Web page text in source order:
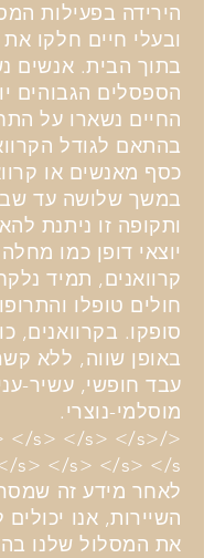
הירידה בפעילות
ובעלי חיים חלקו
בתוך הבית. אנשים
הספסלים הגבוהים
החיים נשארו על
בהתאם לגודל
כסף מאנשים או
במשך שלושה עד
ותקופה זו ניתנת
יוצאי דופן כמו
קרוואנים, תמיד
חולים טופלו
סופקו. בקרוואנים,
באופן שווה, ללא
עבד חופשי, עשיר-
מוסלמי-נוצרי.
</s> </s> </s>
s> </s> </s> </s>
לאחר מידע זה
השיירות, אנו
את המסלול שלנו